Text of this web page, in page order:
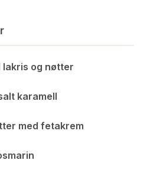
lakris og nøtter
karamell
med fetakrem